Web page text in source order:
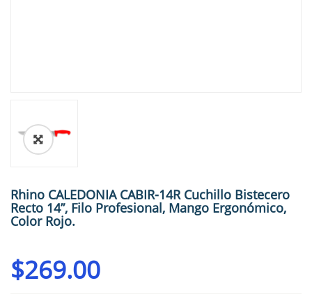
🔍
Rhino CALEDONIA CABIR-14R Cuchillo Bistecero
Recto 14”, Filo Profesional, Mango Ergonómico,
Color Rojo.
$269.00